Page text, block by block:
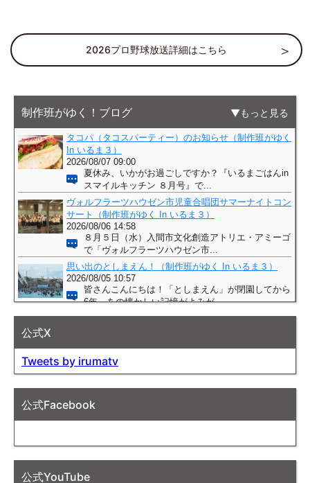
2026プロ野球放送詳細はこちら
制作班がゆく！ブログ もっと見る
公式X
Tweets by irumatv
公式Facebook
公式YouTube